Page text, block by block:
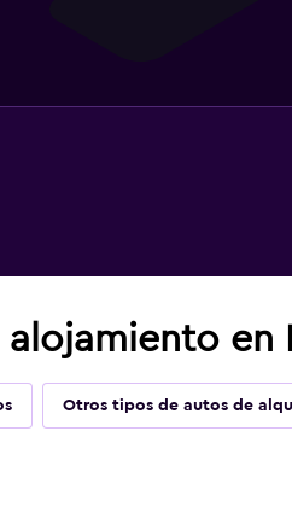
en
Otros tipos de autos de